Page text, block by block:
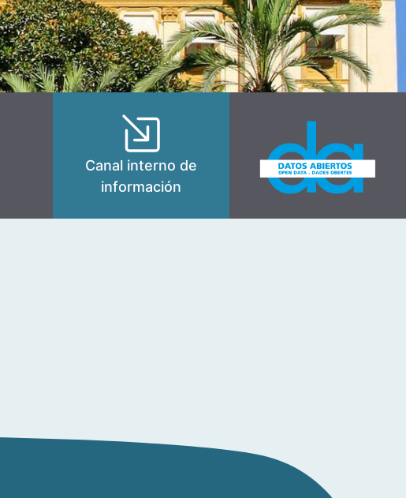
Canal interno de
información